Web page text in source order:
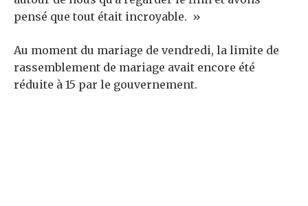
pensé que tout était incroyable. »
Au moment du mariage de vendredi, la limite de
rassemblement de mariage avait encore été
réduite à 15 par le gouvernement.